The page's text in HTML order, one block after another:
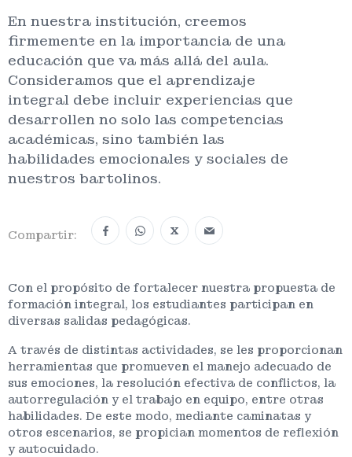
En nuestra institución, creemos
firmemente en la importancia de una
educación que va más allá del aula.
Consideramos que el aprendizaje
integral debe incluir experiencias que
desarrollen no solo las competencias
académicas, sino también las
habilidades emocionales y sociales de
nuestros bartolinos.
Compartir: X
Con el propósito de fortalecer nuestra propuesta de
formación integral, los estudiantes participan en
diversas salidas pedagógicas.
A través de distintas actividades, se les proporcionan
herramientas que promueven el manejo adecuado de
sus emociones, la resolución efectiva de conflictos, la
autorregulación y el trabajo en equipo, entre otras
habilidades. De este modo, mediante caminatas y
otros escenarios, se propician momentos de reflexión
y autocuidado.